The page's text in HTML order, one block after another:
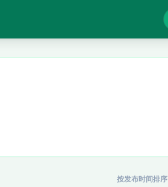
按发布时间排序